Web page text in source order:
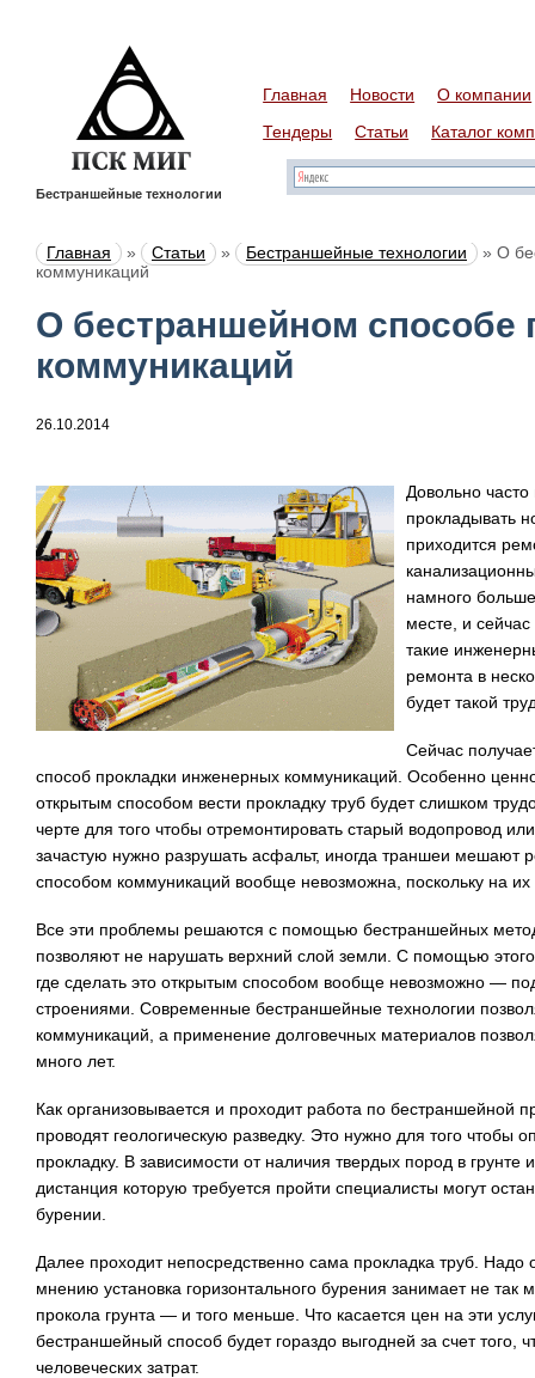
Бестраншейные технологии
Главная Новости
О компании
Тендеры
Статьи Каталог
Главная » Статьи » Бестраншейные технологии » О
коммуникаций
О бестраншейном способе
коммуникаций
26.10.2014
Довольно часто
прокладывать
приходится
намного
месте, и
такие
ремонта в
будет такой
Сейчас
способ прокладки инженерных коммуникаций. Особенно
открытым способом вести прокладку труб будет слишком
черте для того чтобы отремонтировать старый водопровод
зачастую нужно разрушать асфальт, иногда траншеи мешают
способом коммуникаций вообще невозможна, поскольку на
Все эти проблемы решаются с помощью бестраншейных
позволяют не нарушать верхний слой земли. С помощью
где сделать это открытым способом вообще невозможно —
строениями. Современные бестраншейные технологии
коммуникаций, а применение долговечных материалов
много лет.
Как организовывается и проходит работа по бестраншейной
проводят геологическую разведку. Это нужно для того чтобы
прокладку. В зависимости от наличия твердых пород в грунте
дистанция которую требуется пройти специалисты могут
бурении.
Далее проходит непосредственно сама прокладка труб. Надо
мнению установка горизонтального бурения занимает не
прокола грунта — и того меньше. Что касается цен на эти
бестраншейный способ будет гораздо выгодней за счет того,
человеческих затрат.